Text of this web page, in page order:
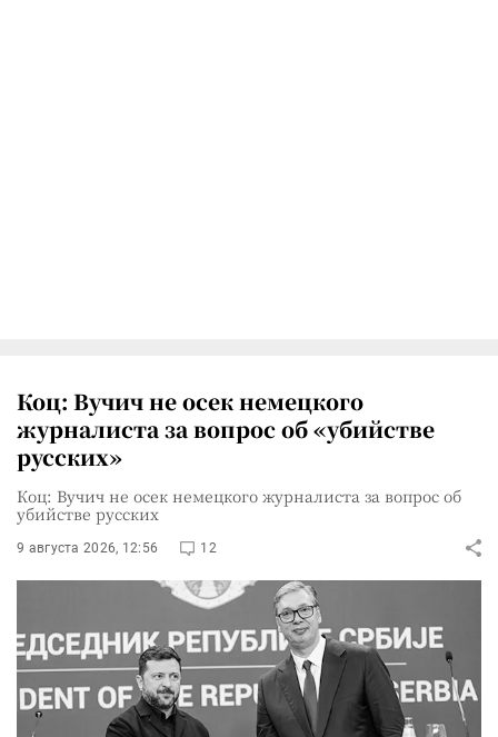
Коц: Вучич не осек немецкого
журналиста за вопрос об «убийстве
русских»
Коц: Вучич не осек немецкого журналиста за вопрос об
убийстве русских
9 августа 2026, 12:56 12